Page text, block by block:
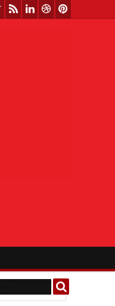
confirmado en la Copa